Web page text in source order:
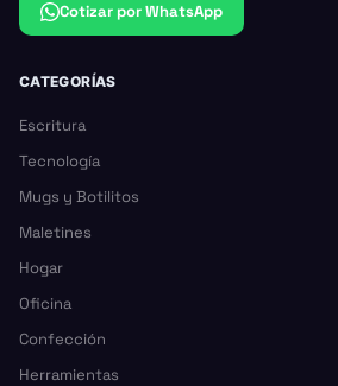
Cotizar por WhatsApp
CATEGORÍAS
Escritura
Tecnología
Mugs y Botilitos
Maletines
Hogar
Oficina
Confección
Herramientas